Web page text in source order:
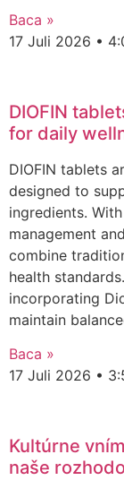
Baca »
17 Juli 2026
DIOFIN
for daily
DIOFIN tablets
designed to
ingredients.
management
combine
health
incorporating
maintain
Baca »
17 Juli 2026
Kultúrne
naše